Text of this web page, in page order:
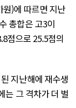
)에 따르면 지난
총합은 고3이
점으로 25.5점의
지난해에 재수생
는 그 격차가 더 벌